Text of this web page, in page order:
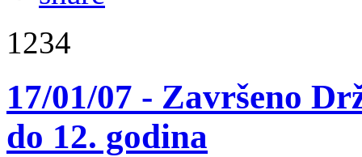
1234
17/01/07 - Završeno
do 12. godina